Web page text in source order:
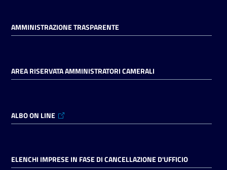
in
digitale
on line
AMMINISTRAZIONE TRASPARENTE
AREA RISERVATA AMMINISTRATORI CAMERALI
ALBO ON LINE
ELENCHI IMPRESE IN FASE DI CANCELLAZIONE D'UFFICIO